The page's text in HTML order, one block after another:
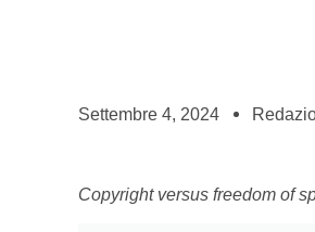
Settembre 4, 2024
Copyright versus freedom of